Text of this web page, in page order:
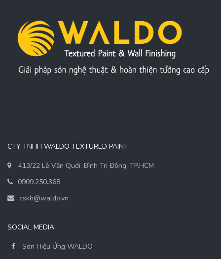
CTY TNHH WALDO TEXTURED PAINT
413/22 Lê Văn Quới, Bình Trị Đông, TP.HCM
0909.250.368
cskh@waldo.vn
SOCIAL MEDIA
Sơn Hiệu Ứng WALDO